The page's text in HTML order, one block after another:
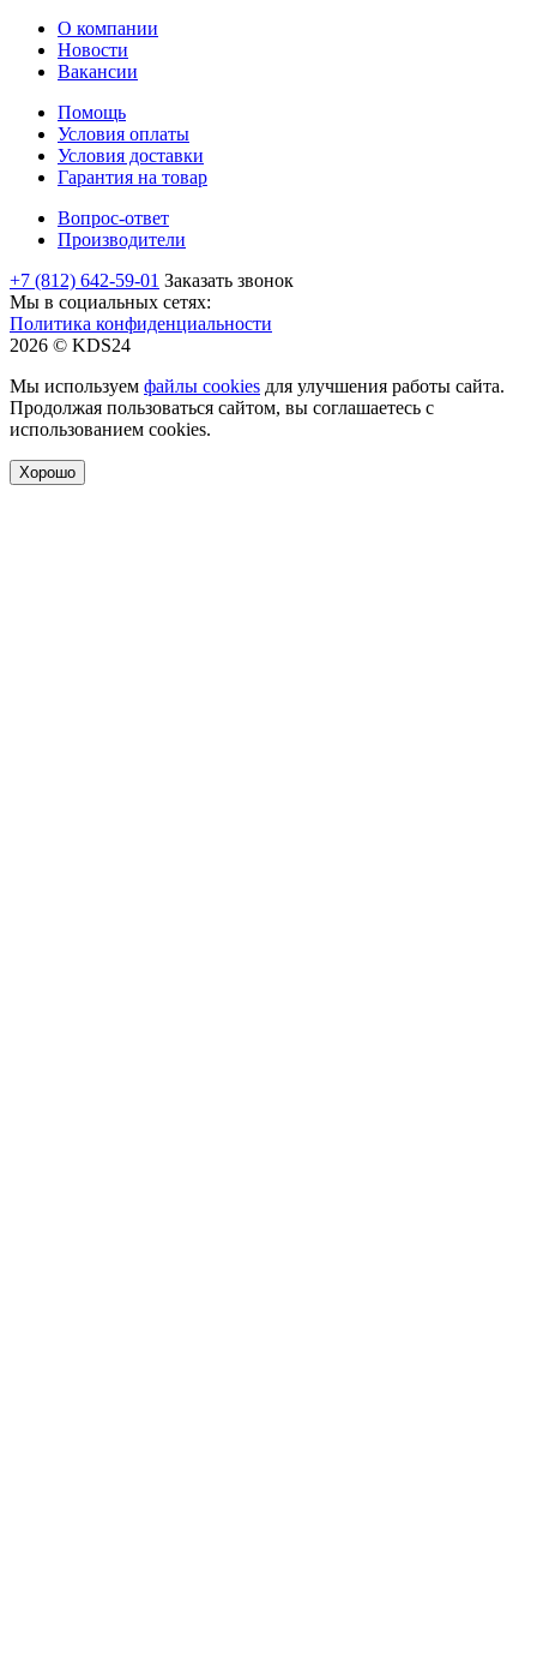
О компании
Новости
Вакансии
Помощь
Условия оплаты
Условия доставки
Гарантия на товар
Вопрос-ответ
Производители
+7 (812) 642-59-01 Заказать звонок
Мы в социальных сетях:
Политика конфиденциальности
2026 © KDS24
Мы используем файлы cookies для улучшения работы сайта.
Продолжая пользоваться сайтом, вы соглашаетесь с
использованием cookies.
Хорошо